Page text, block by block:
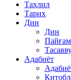
Таҳлил
Тарих
Дин
Дин
Адабиёт